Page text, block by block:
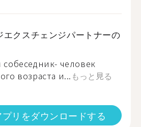
エクスチェンジパートナーの
человек
возраста и... もっと見る
プリをダウンロードする